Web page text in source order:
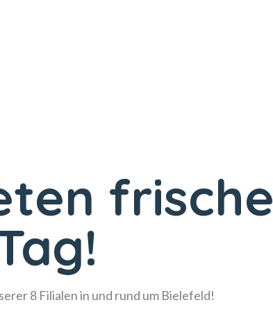
frische
8 Filialen in und rund um Bielefeld!